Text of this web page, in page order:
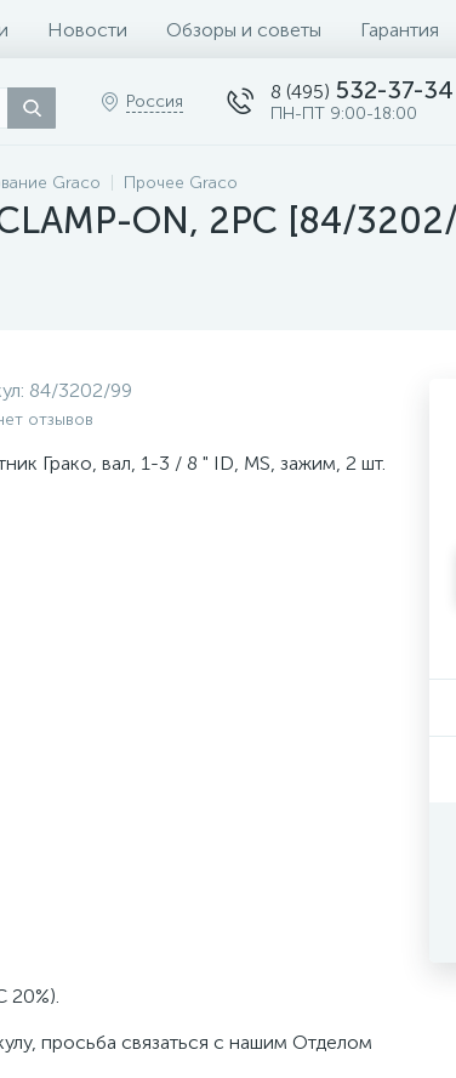
Новости Обзоры и советы Гарантия
Россия 8 (495) 532-37-34
ПН-ПТ 9:00-18:00
Graco Прочее Graco
ON, 2PC [84/
84/3202/99
отзывов
Грако, вал, 1-3 / 8 " ID, MS, зажим, 2 шт.
20%).
просьба связаться с нашим Отделом